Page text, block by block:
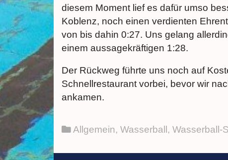
diesem Moment lief es dafür umso
Koblenz, noch einen verdienten
von bis dahin 0:27. Uns gelang
einem aussagekräftigen 1:28.
Der Rückweg führte uns noch auf
Schnellrestaurant vorbei, bevor wir
ankamen.
Allgemein, Wasserball, Wasserball-